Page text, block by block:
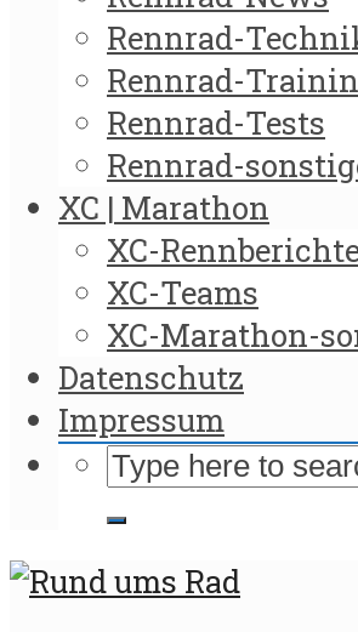
Rennrad-
Rennrad-
Rennrad-Tests
Rennrad-
XC | Marathon
XC-
XC-Teams
XC-Marathon-
Datenschutz
Impressum